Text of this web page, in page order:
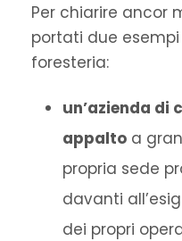
Per chiarire ancor
portati due
foresteria:
un’azienda di
appalto a
propria sede
davanti
dei propri